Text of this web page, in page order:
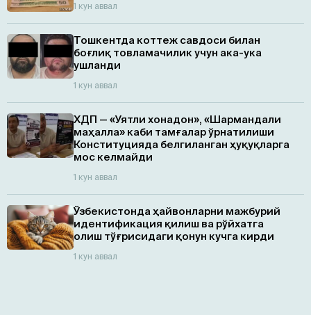
1 кун аввал
Тошкентда коттеж савдоси билан
боғлиқ товламачилик учун ака-ука
ушланди
1 кун аввал
ХДП — «Уятли хонадон», «Шармандали
маҳалла» каби тамғалар ўрнатилиши
Конституцияда белгиланган ҳуқуқларга
мос келмайди
1 кун аввал
Ўзбекистонда ҳайвонларни мажбурий
идентификация қилиш ва рўйхатга
олиш тўғрисидаги қонун кучга кирди
1 кун аввал